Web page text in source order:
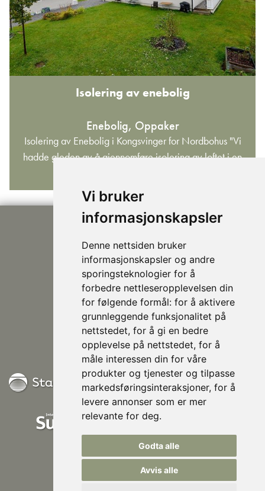
Vi bruker
informasjonskapsler
Denne nettsiden bruker
informasjonskapsler og andre
sporingsteknologier for å
forbedre nettleseropplevelsen din
for følgende formål: for å aktivere
grunnleggende funksjonalitet på
nettstedet, for å gi en bedre
opplevelse på nettstedet, for å
måle interessen din for våre
produkter og tjenester og tilpasse
markedsføringsinteraksjoner, for å
levere annonser som er mer
relevante for deg.
Godta alle
Avvis alle
Isolering av enebolig
Enebolig, Oppaker
Isolering av Enebolig i Kongsvinger for Nordbohus "Vi
hadde gleden av å gjennomføre isolering av loftet i en
post@nhusi.no
907 76 420
948 80 685
Følg oss på Facebook